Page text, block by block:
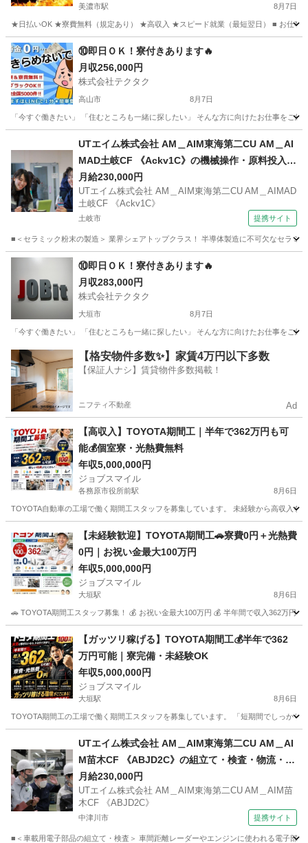
美濃市駅 8月7日
★日払いOK ★寮費無料（規定あり） ★高収入 ★スピード就業（最短翌日） ■ お仕事
岐阜 美濃市 美濃市駅 工場 未経験
⑩即日ＯＫ！寮付きあります🔥
月収256,000円
株式会社テクタク
高山市 8月7日
「今すぐ働きたい」 「住むところも一緒に探したい」 そんな方に向けたお仕事をご
UTエイム株式会社 AM＿AIM東海第二CU AM＿AI
MAD土岐CF 《Ackv1C》の機械操作・原料投入・
加工・梱包・検査 【食堂・売店あり】
月給230,000円
UTエイム株式会社 AM＿AIM東海第二CU AM＿AIMAD
土岐CF 《Ackv1C》
土岐市 提携サイト
■＜セラミック粉末の製造＞ 業界シェアトップクラス！ 半導体製造に不可欠なセラミ
岐阜 土岐市 工場
⑩即日ＯＫ！寮付きあります🔥
月収283,000円
株式会社テクタク
大垣市 8月7日
「今すぐ働きたい」 「住むところも一緒に探したい」 そんな方に向けたお仕事をご
岐阜 大垣市 物流
【格安物件多数✨】家賃4万円以下多数
【保証人ナシ】賃貸物件多数掲載！
ニフティ不動産 Ad
【高収入】TOYOTA期間工｜半年で362万円も可
能💰個室寮・光熱費無料
年収5,000,000円
ジョブスマイル
各務原市役所前駅 8月6日
TOYOTA自動車の工場で働く期間工スタッフを募集しています。 未経験から
各務原市役所前駅 工場 未経験
【未経験歓迎】TOYOTA期間工🚗寮費0円＋光熱費
0円｜お祝い金最大100万円
年収5,000,000円
ジョブスマイル
大垣駅 8月6日
🚗 TOYOTA期間工スタッフ募集！ 💰 お祝い金最大100万円 💰 半年間で収入362万円
大垣駅 工場 未経験
【ガッツリ稼げる】TOYOTA期間工💰半年で362
万円可能｜寮完備・未経験OK
年収5,000,000円
ジョブスマイル
大垣駅 8月6日
TOYOTA期間工の工場で働く期間工スタッフを募集しています。 「短期間でしっ
大垣駅 工場
UTエイム株式会社 AM＿AIM東海第二CU AM＿AI
M苗木CF 《ABJD2C》の組立て・検査・物流・ピ
ッキング 【禁煙・分煙】
月給230,000円
UTエイム株式会社 AM＿AIM東海第二CU AM＿AIM苗
木CF 《ABJD2C》
中津川市 提携サイト
■＜車載用電子部品の組立て・検査＞ 車間距離レーダーやエンジンに使われる電子部